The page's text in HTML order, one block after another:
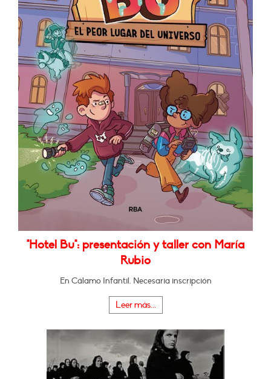
"Hotel Bu": presentación y taller con María
Rubio
En Cálamo Infantil. Necesaria inscripción
Leer más...